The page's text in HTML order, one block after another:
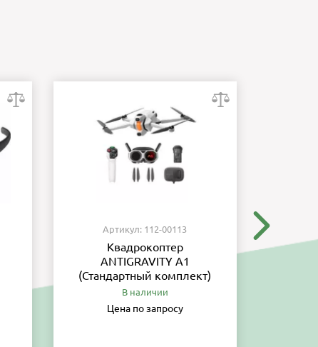
Артикул: 112-00113
Квадрокоптер
ANTIGRAVITY A1
(Стандартный комплект)
В наличии
Цена по запросу